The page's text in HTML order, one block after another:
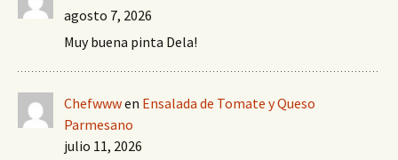
agosto 7, 2026
Muy buena pinta Dela!
Chefwwwen Ensalada de Tomate y Queso
Parmesano
julio 11, 2026